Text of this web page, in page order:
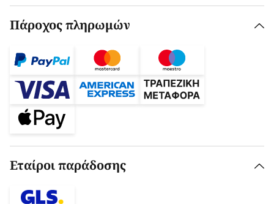
Πάροχος πληρωμών
Εταίροι παράδοσης